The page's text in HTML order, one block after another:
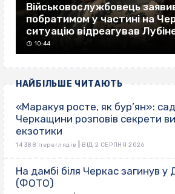
Військовослужбовець
побратимом у частині на
ситуацію відреагував
10:44
НАЙБІЛЬШЕ ЧИТАЮТЬ
«Маракуя росте, як бур’ян»:
Черкащини розповів секрети
екзотики
14 388 переглядів ВІД 2 СЕРПНЯ 2026
На дамбі біля Черкас загинув у
(ФОТО)